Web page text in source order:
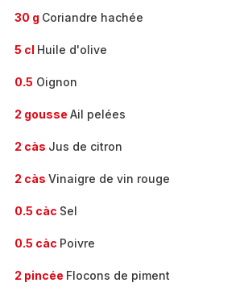
30 g Coriandre hachée
5 cl Huile d'olive
0.5 Oignon
2 gousse Ail pelées
2 càs Jus de citron
2 càs Vinaigre de vin rouge
0.5 càc Sel
0.5 càc Poivre
2 pincée Flocons de piment